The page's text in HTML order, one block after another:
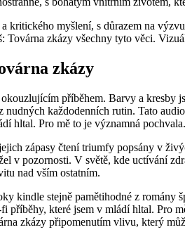
myšlení, s důrazem na
Továrna zkázy všechny tyto věci.
zkázy
příběhem. Barvy a kresby
každodenních rutin. Tato
hltal. Pro mě to je významná pochvala.
zápasy čtení triumfy popsány v
v pozornosti. V světě, kde uctívání
nad vším ostatním.
kindle stejně pamětihodné z
které jsem v mládí hltal. Pro
zkázy připomenutím vlivu, který